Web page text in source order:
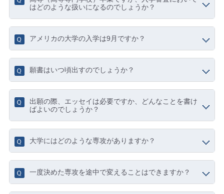
はどのような扱いになるのでしょうか？
アメリカの大学の入学は9月ですか？
願書はいつ頃出すのでしょうか？
出願の際、エッセイは必要ですか、どんなことを書け
ばよいのでしょうか？
大学にはどのような専攻がありますか？
一度決めた専攻を途中で変えることはできますか？